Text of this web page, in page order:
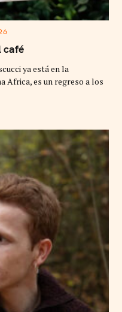
café
ya está en la
Africa, es un regreso a los